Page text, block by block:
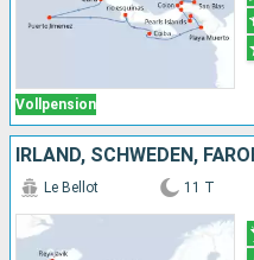
Vollpension
Le Bellot 11 T